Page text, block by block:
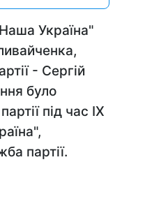
Україна"
- Сергій
було
під час IX
партії.